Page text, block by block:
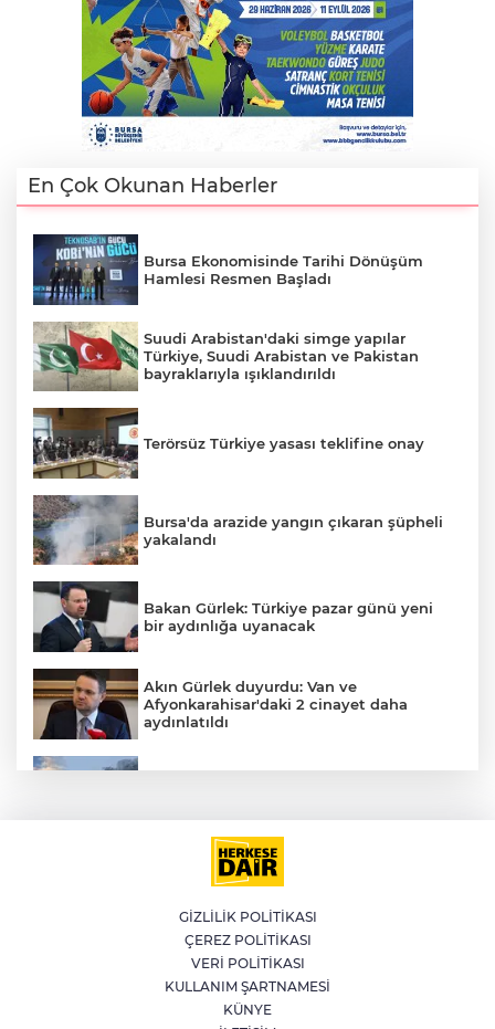
En Çok Okunan Haberler
Bursa Ekonomisinde Tarihi Dönüşüm
Hamlesi Resmen Başladı
Suudi Arabistan'daki simge yapılar
Türkiye, Suudi Arabistan ve Pakistan
bayraklarıyla ışıklandırıldı
Terörsüz Türkiye yasası teklifine onay
Bursa'da arazide yangın çıkaran şüpheli
yakalandı
Bakan Gürlek: Türkiye pazar günü yeni
bir aydınlığa uyanacak
Akın Gürlek duyurdu: Van ve
Afyonkarahisar'daki 2 cinayet daha
aydınlatıldı
İran'dan Müslümanlara kötü niyetli dış
güçlere karşı birleşme çağrısı
Kağıthane'de 104 kilogram uyuşturucu
ele geçirildi
GİZLİLİK POLİTİKASI
ÇEREZ POLİTİKASI
VERİ POLİTİKASI
KULLANIM ŞARTNAMESİ
KÜNYE